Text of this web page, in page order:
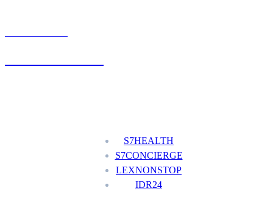
S7HEALTH
S7CONCIERGE
LEXNONSTOP
IDR24